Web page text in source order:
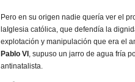
Pero en su origen nadie quería ver el
laIglesia católica, que defendía la
explotación y manipulación que era el
Pablo VI , supuso un jarro de agua fría
antinatalista.